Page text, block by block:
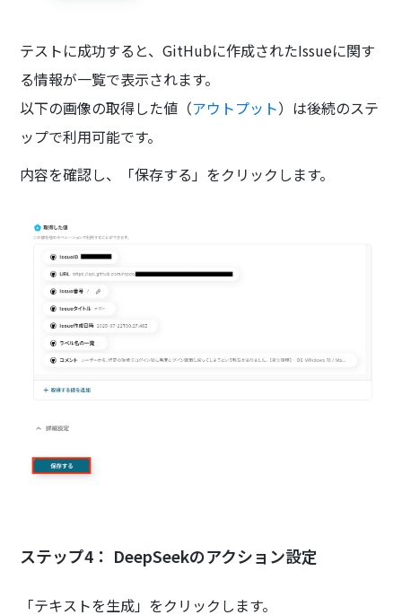
テストに成功すると、GitHubに作成されたIssueに関す
る情報が一覧で表示されます。
以下の画像の取得した値（アウトプット）は後続のステ
ップで利用可能です。
内容を確認し、「保存する」をクリックします。
ステップ4： DeepSeekのアクション設定
「テキストを生成」をクリックします。